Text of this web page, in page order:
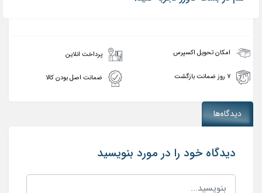
امکان تحویل اکسپرس پرداخت انلاین
۷ روز ضمانت بازگشت ضمانت اصل بودن کالا
دیدگاه‌ها
دیدگاه خود را در مورد بنویسید